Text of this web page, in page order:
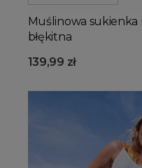
Muślinowa sukienka
błękitna
139,99 zł